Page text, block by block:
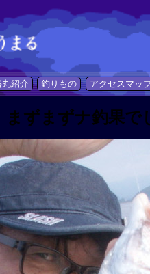
丸紹介 釣りもの アクセスマッ
ずまずナ釣果で